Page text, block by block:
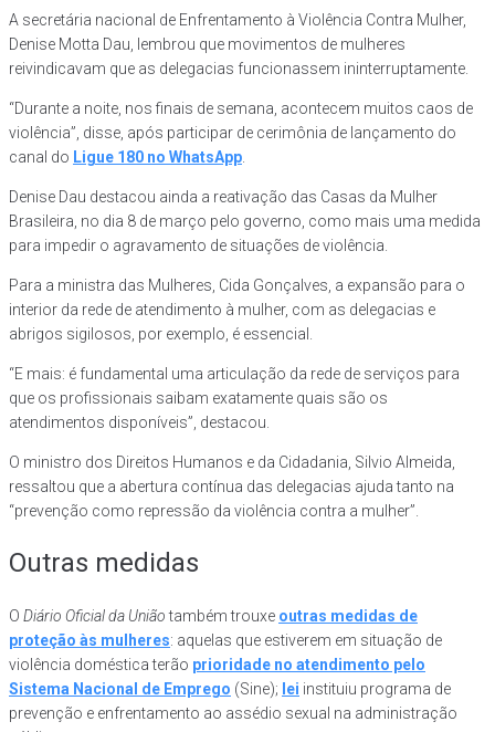
A secretária nacional de Enfrentamento à Violência Contra Mulher,
Denise Motta Dau, lembrou que movimentos de mulheres
reivindicavam que as delegacias funcionassem ininterruptamente.
“Durante a noite, nos finais de semana, acontecem muitos caos de
violência”, disse, após participar de cerimônia de lançamento do
canal do Ligue 180 no WhatsApp.
Denise Dau destacou ainda a reativação das Casas da Mulher
Brasileira, no dia 8 de março pelo governo, como mais uma medida
para impedir o agravamento de situações de violência.
Para a ministra das Mulheres, Cida Gonçalves, a expansão para o
interior da rede de atendimento à mulher, com as delegacias e
abrigos sigilosos, por exemplo, é essencial.
“E mais: é fundamental uma articulação da rede de serviços para
que os profissionais saibam exatamente quais são os
atendimentos disponíveis”, destacou.
O ministro dos Direitos Humanos e da Cidadania, Silvio Almeida,
ressaltou que a abertura contínua das delegacias ajuda tanto na
“prevenção como repressão da violência contra a mulher”.
Outras medidas
O Diário Oficial da Uniãotambém trouxe outras medidas de
proteção às mulheres: aquelas que estiverem em situação de
violência doméstica terão prioridade no atendimento pelo
Sistema Nacional de Emprego (Sine); lei instituiu programa de
prevenção e enfrentamento ao assédio sexual na administração